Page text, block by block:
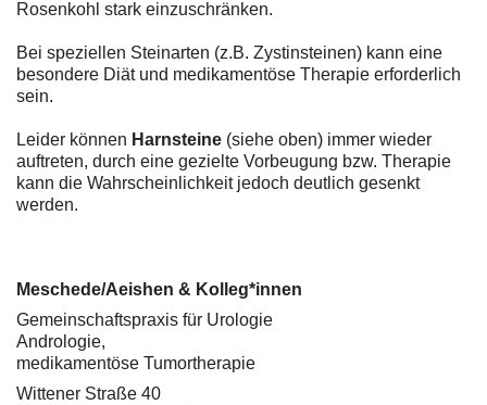
Rosenkohl stark einzuschränken.
Bei speziellen Steinarten (z.B. Zystinsteinen) kann eine
besondere Diät und medikamentöse Therapie erforderlich
sein.
Leider können Harnsteine (siehe oben) immer wieder
auftreten, durch eine gezielte Vorbeugung bzw. Therapie
kann die Wahrscheinlichkeit jedoch deutlich gesenkt
werden.
Meschede/Aeishen & Kolleg*innen
Gemeinschaftspraxis für Urologie
Andrologie,
medikamentöse Tumortherapie
Wittener Straße 40